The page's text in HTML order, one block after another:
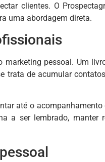
clientes. O
uma abordagem direta.
pessoal. Um
trata de acumular
até o
a ser lembrado, manter